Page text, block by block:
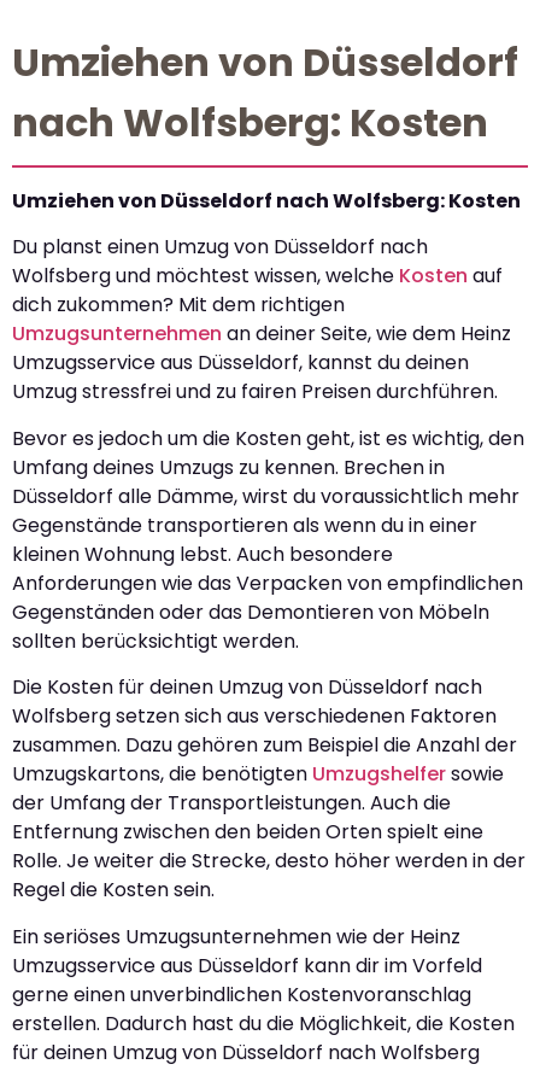
Umziehen von Düsseldorf
nach Wolfsberg: Kosten
Umziehen von Düsseldorf nach Wolfsberg: Kosten
Du planst einen Umzug von Düsseldorf nach
Wolfsberg und möchtest wissen, welche Kosten auf
dich zukommen? Mit dem richtigen
Umzugsunternehmen an deiner Seite, wie dem Heinz
Umzugsservice aus Düsseldorf, kannst du deinen
Umzug stressfrei und zu fairen Preisen durchführen.
Bevor es jedoch um die Kosten geht, ist es wichtig, den
Umfang deines Umzugs zu kennen. Brechen in
Düsseldorf alle Dämme, wirst du voraussichtlich mehr
Gegenstände transportieren als wenn du in einer
kleinen Wohnung lebst. Auch besondere
Anforderungen wie das Verpacken von empfindlichen
Gegenständen oder das Demontieren von Möbeln
sollten berücksichtigt werden.
Die Kosten für deinen Umzug von Düsseldorf nach
Wolfsberg setzen sich aus verschiedenen Faktoren
zusammen. Dazu gehören zum Beispiel die Anzahl der
Umzugskartons, die benötigten Umzugshelfersowie
der Umfang der Transportleistungen. Auch die
Entfernung zwischen den beiden Orten spielt eine
Rolle. Je weiter die Strecke, desto höher werden in der
Regel die Kosten sein.
Ein seriöses Umzugsunternehmen wie der Heinz
Umzugsservice aus Düsseldorf kann dir im Vorfeld
gerne einen unverbindlichen Kostenvoranschlag
erstellen. Dadurch hast du die Möglichkeit, die Kosten
für deinen Umzug von Düsseldorf nach Wolfsberg